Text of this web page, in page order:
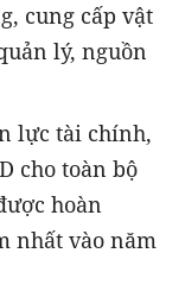
cung cấp vật
lý, nguồn
lực tài chính,
cho toàn bộ
hoàn
nhất vào năm